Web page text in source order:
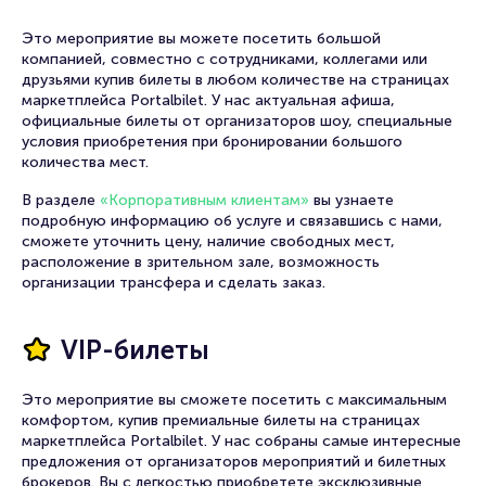
Это мероприятие вы можете посетить большой
компанией, совместно с сотрудниками, коллегами или
друзьями купив билеты в любом количестве на страницах
маркетплейса Portalbilet. У нас актуальная афиша,
официальные билеты от организаторов шоу, специальные
условия приобретения при бронировании большого
количества мест.
В разделе «Корпоративным клиентам» вы узнаете
подробную информацию об услуге и связавшись с нами,
сможете уточнить цену, наличие свободных мест,
расположение в зрительном зале, возможность
организации трансфера и сделать заказ.
VIP-билеты
Это мероприятие вы сможете посетить с максимальным
комфортом, купив премиальные билеты на страницах
маркетплейса Portalbilet. У нас собраны самые интересные
предложения от организаторов мероприятий и билетных
брокеров. Вы с легкостью приобретете эксклюзивные